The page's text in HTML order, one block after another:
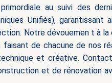
au suivi des
Unifiés), garantissant
Notre dévouement à la
de chacune de nos
et créative.
et de rénovation